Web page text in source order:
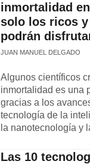
inmortalidad
solo los ricos
podrán
JUAN MANUEL DELGADO
Algunos científicos
inmortalidad es una
gracias a los
tecnología de la
la nanotecnología y
Las 10